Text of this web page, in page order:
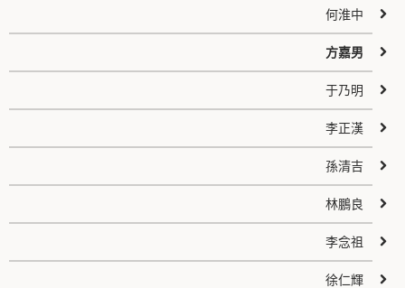
何淮中
方嘉男
于乃明
李正漢
孫清吉
林鵬良
李念祖
徐仁輝